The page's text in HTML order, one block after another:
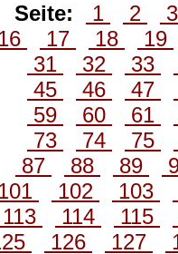
Seite: 1 2
17 18
19
31
32 33
45
46 47
59
60 61
73
74 75
87
88 89
102 103
113
114 115
126 127